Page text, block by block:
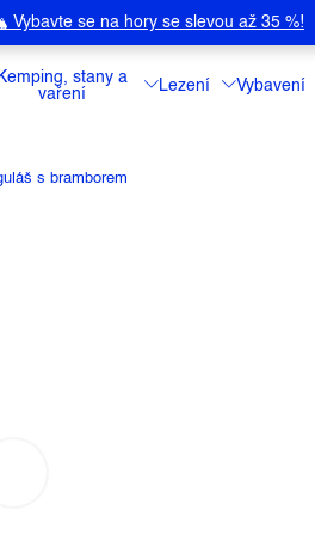
Vybavte se na hory se slevou až 35 %!
Kemping, stany a
vaření
Lezení Vybavení
s bramborem